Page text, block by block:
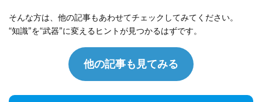
そんな方は、他の記事もあわせてチェックしてみてください。
“知識”を“武器”に変えるヒントが見つかるはずです。
他の記事も見てみる